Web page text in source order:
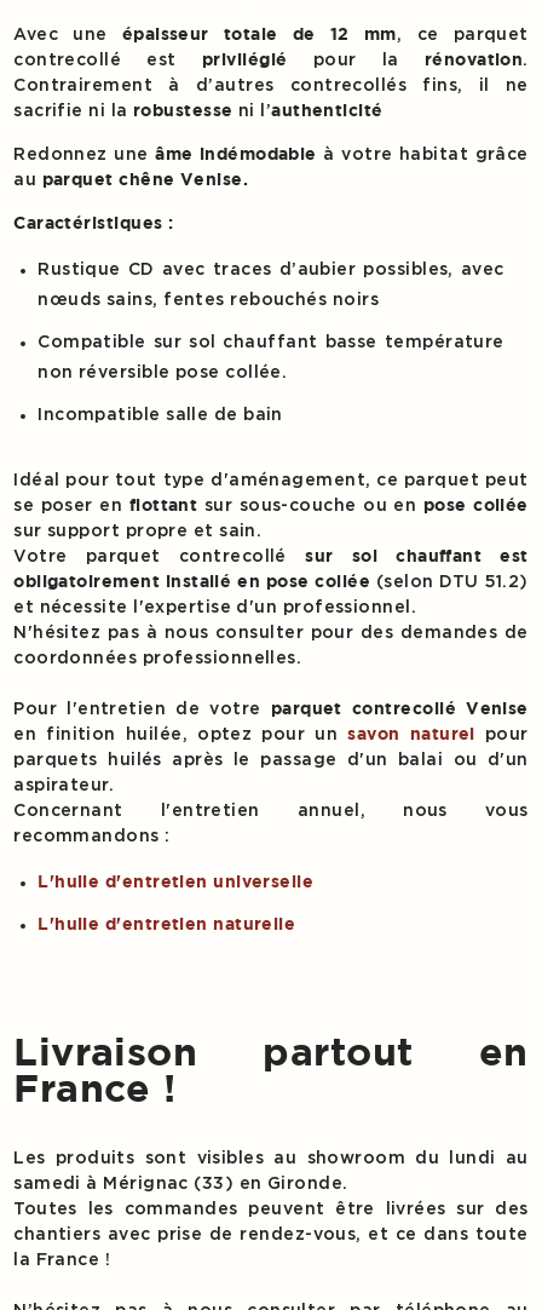
Avec une épaisseur totale de 12 mm, ce parquet
contrecollé est
privilégié pour la rénovation.
Contrairement à d’autres contrecollés fins, il ne
sacrifie ni la robustesse ni l’authenticité
Redonnez uneâme indémodable
à votre habitat grâce
au parquet chêne Venise.
Caractéristiques :
Rustique CD avec traces d’aubier possibles, avec
nœuds sains, fentes rebouchés noirs
Compatible sur sol chauffant basse température
non réversible pose collée.
Incompatible salle de bain
Idéal pour tout type d'aménagement, ce parquet peut
se poser en flottant sur sous-couche ou en pose collée
sur support propre et sain.
Votre parquet contrecollésur sol chauffant est
obligatoirement installé en pose collée (selon DTU 51.2)
et nécessite l'expertise d'un professionnel.
N'hésitez pas à nous consulter pour des demandes de
coordonnées professionnelles.
Pour l'entretien de votre parquet contrecollé Venise
en finition huilée, optez pour unsavon naturel
pour
parquets huilés après le passage d'un balai ou d'un
aspirateur.
Concernant l'entretien annuel, nous vous
recommandons :
L'huile d'entretien universelle
L'huile d'entretien naturelle
Livraison partout en
France !
Les produits sont visibles au showroom du lundi au
samedi à Mérignac (33) en Gironde.
Toutes les commandes peuvent être livrées sur des
chantiers avec prise de rendez-vous, et ce dans toute
la France !